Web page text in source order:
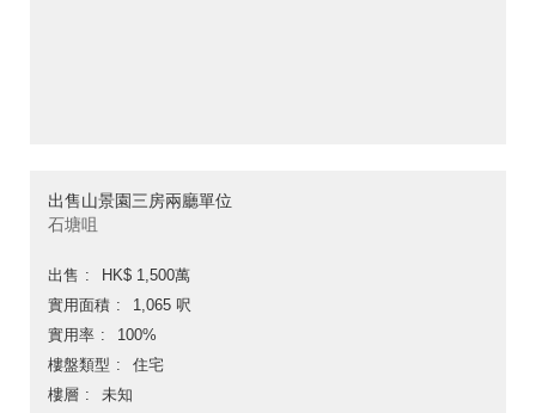
出售山景園三房兩廳單位
石塘咀
出售
HK$ 1,500萬
實用面積
1,065 呎
實用率
100%
樓盤類型
住宅
樓層
未知